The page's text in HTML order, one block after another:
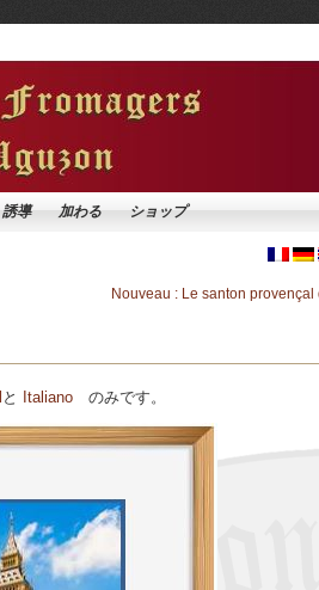
誘導 加わる ショップ
Nouveau : Le santon
と Italiano のみです。